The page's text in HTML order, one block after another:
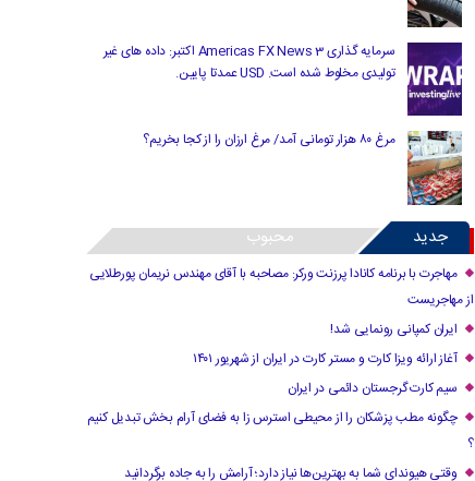
سرمایه گذاری Americas FX News 3 اکتبر: داده های غیر
تولیدی مخلوط شده است. USD عمدتا پایین.
مرغ ۸۰ هزار تومانی آمد/ مرغ ارزان را از کجا بخریم؟
جدید محبوب
مهاجرت با برنامه کانادا پرزنت ورکر: مصاحبه با آقای مهندس نریمان پورطلایی
از مهاجریست
ایران کمپانی رونمایی شد!
آغاز ارائه ویزا کارت و مستر کارت در ایران از شهریور ۱۴۰۱
سیم کارت گرجستان دائمی در ایران
چگونه مطب پزشکان را از محیطی استرس زا به فضای آرام بخش تبدیل کنیم
؟
وقتی هیوندای شما به بهترین‌ها نیاز دارد؛ آرامش را به جاده برگردانید